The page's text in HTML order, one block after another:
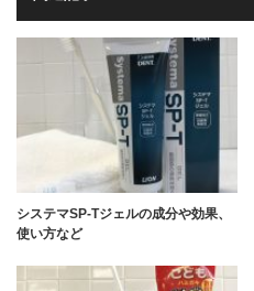
システマSP-Tジェルの成分や効果、
使い方など